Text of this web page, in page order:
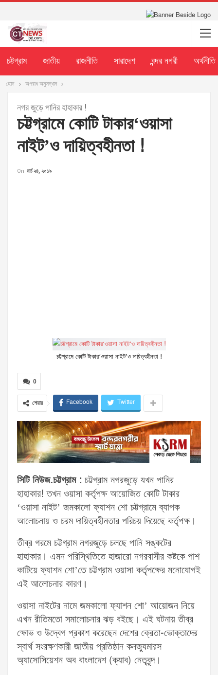
চট্টগ্রাম জাতীয় রাজনীতি সারাদেশ বন্দর নগরী অর্থনীতি
হোম অপরাধ অনুসন্ধান
নগর জুড়ে পানির হাহাকার !
চট্টগ্রামে কোটি টাকার‘ওয়াসা
নাইট’ও দায়িত্বহীনতা !
On মার্চ ২৪, ২০১৯
চট্টগ্রামে কোটি টাকার‘ওয়াসা নাইট’ও দায়িত্বহীনতা !
0
শেয়ার Facebook Twitter
সিটি নিউজ.চট্টগ্রাম : চট্টগ্রাম নগরজুড়ে যখন পানির
হাহাকার! তখন ওয়াসা কর্তৃপক্ষ আয়োজিত কোটি টাকার
‘ওয়াসা নাইট’ জমকালো ফ্যাশন শো চট্টগ্রামে ব্যাপক
আলোচনায় ও চরম দায়িত্বহীনতার পরিচয় দিয়েছে কর্তৃপক্ষ।
তীব্র গরমে চট্টগ্রাম নগরজুড়ে চলছে পানি সঙ্কটের
হাহাকার। এমন পরিস্থিতিতে হাজারো নগরবাসীর কষ্টকে পাশ
কাটিয়ে ফ্যাশন শো’তে চট্টগ্রাম ওয়াসা কর্তৃপক্ষের মনোযোগই
এই আলোচনার কারণ।
ওয়াসা নাইটের নামে জমকালো ফ্যাশন শো’ আয়োজন নিয়ে
এখন রীতিমতো সমালোচনার ঝড় বইছে। এই ঘটনায় তীব্র
ক্ষোভ ও উদ্বেগ প্রকাশ করেছেন দেশের ক্রেতা-ভোক্তাদের
স্বার্থ সংরক্ষণকারী জাতীয় প্রতিষ্ঠান কনজ্যুমারস
অ্যাসোসিয়েশন অব বাংলাদেশ (ক্যাব) নেতৃবৃন্দ।